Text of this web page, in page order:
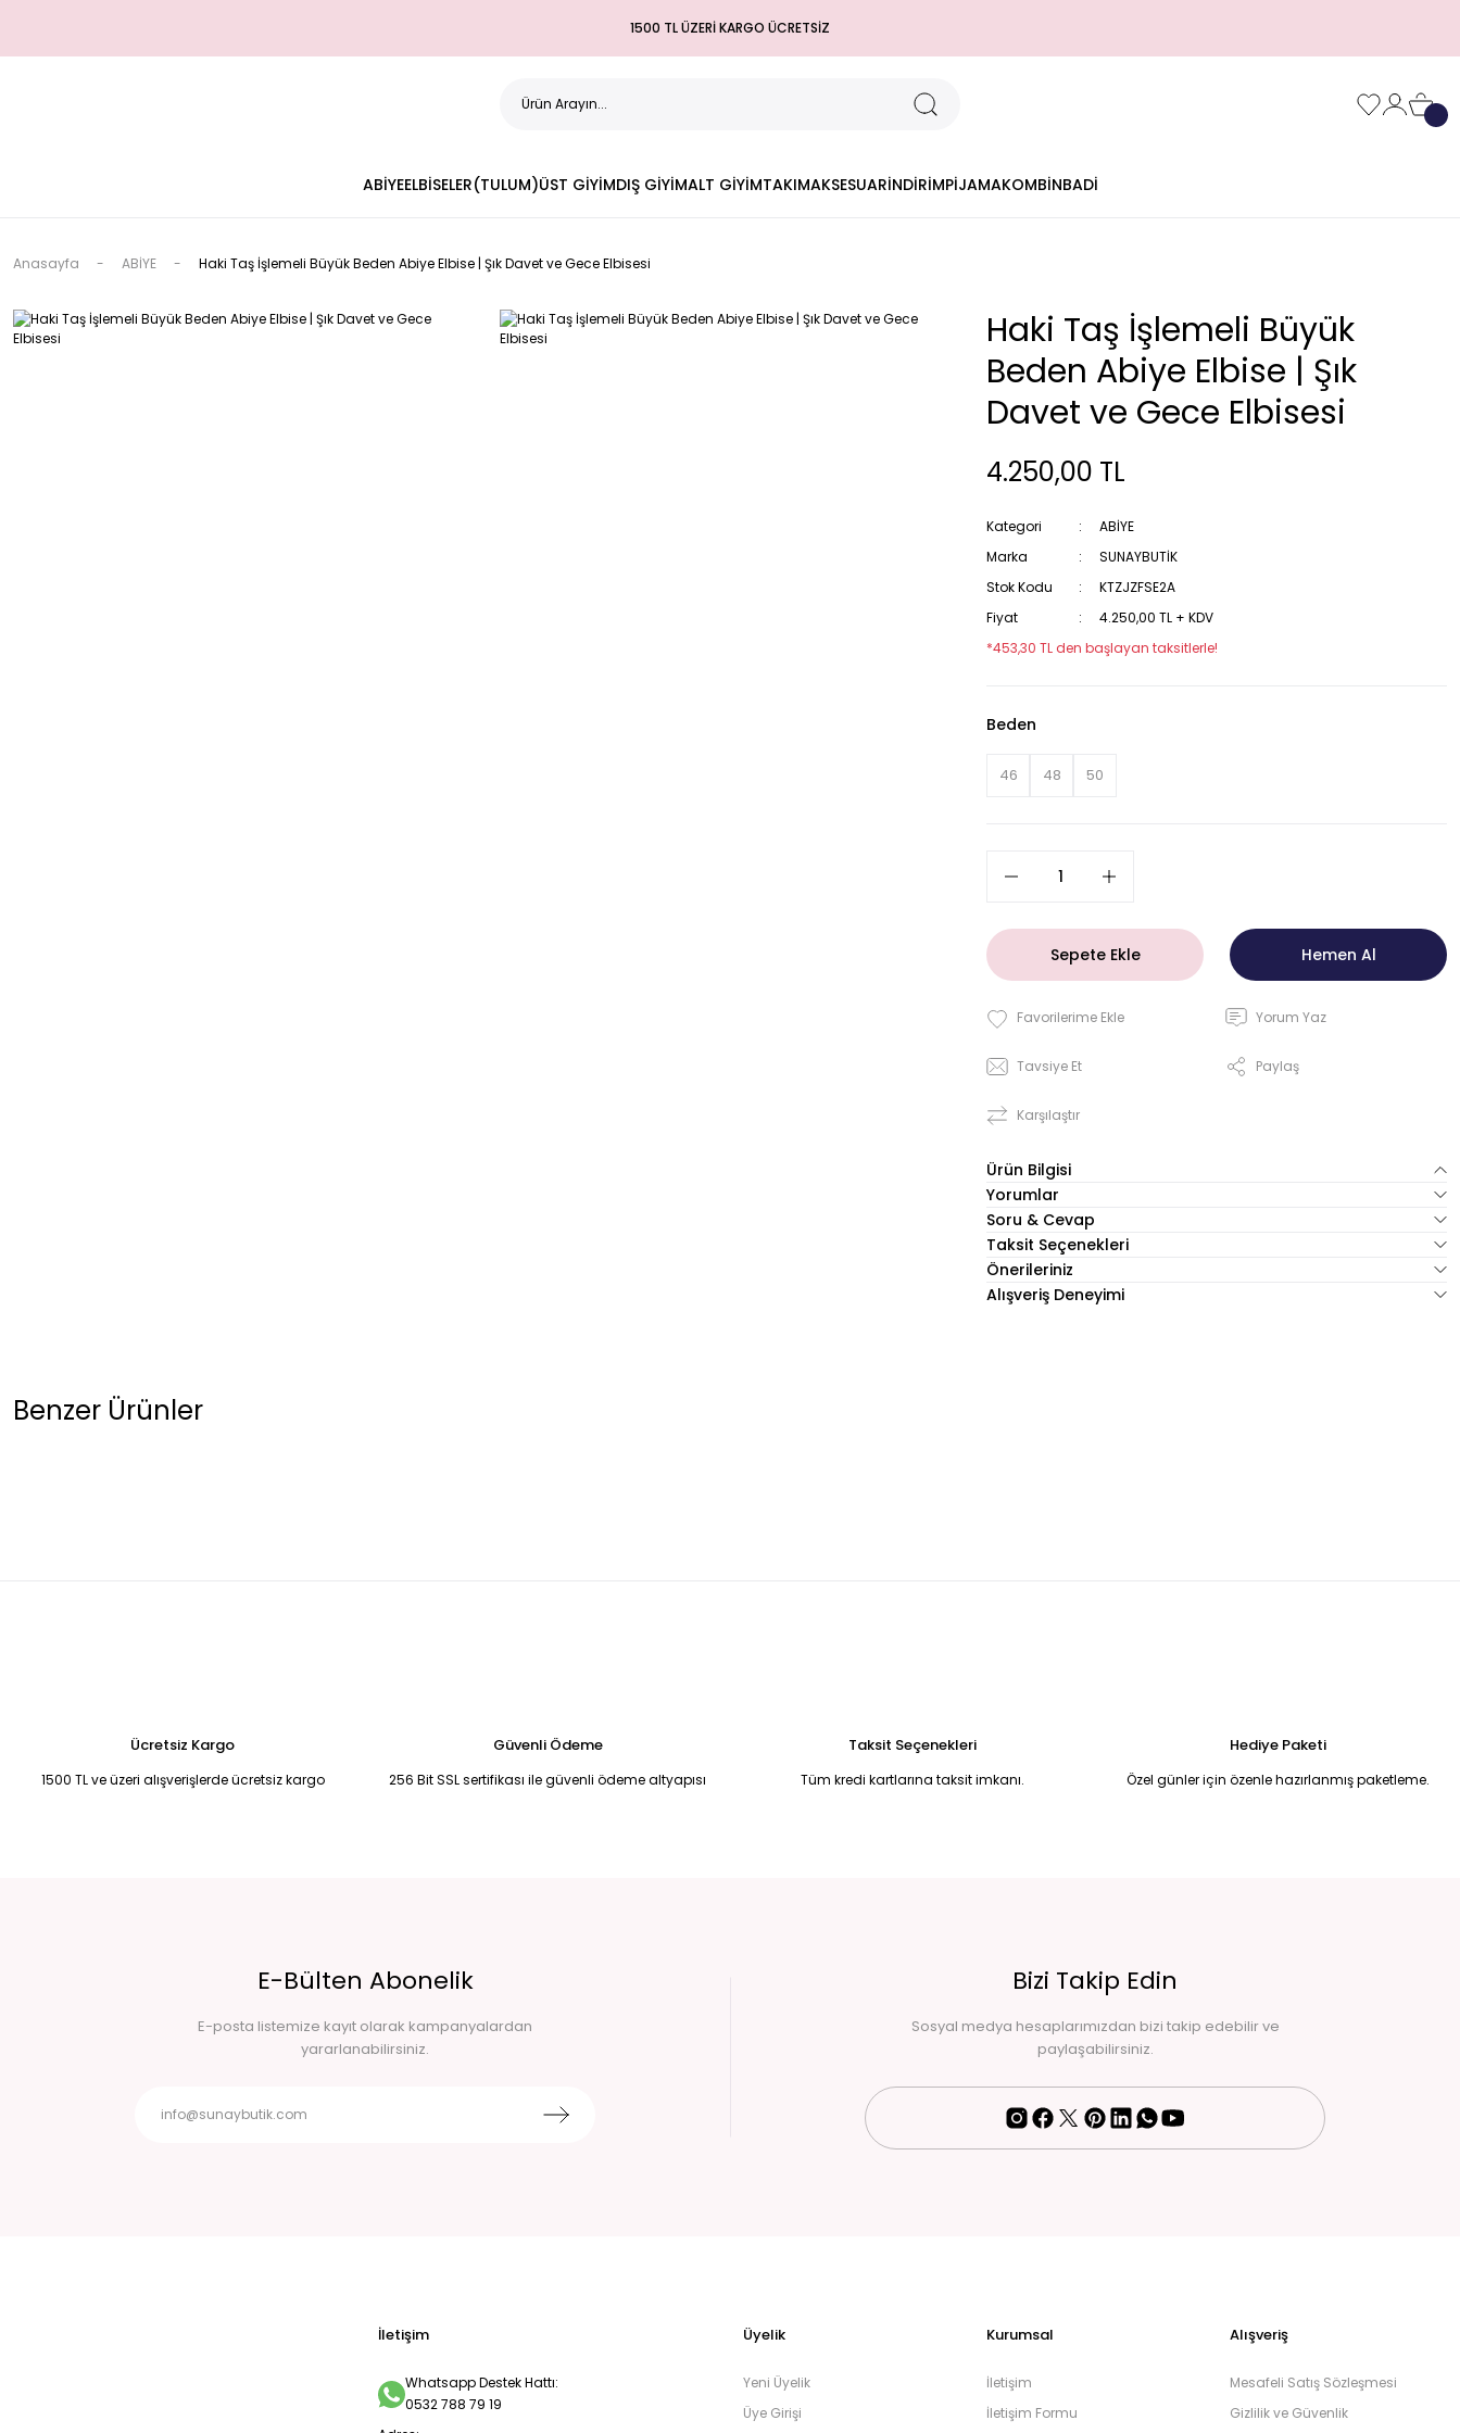
1500 TL ÜZERİ KARGO ÜCRETSİZ
ABİYEELBİSELER(TULUM)ÜST GİYİMDIŞ GİYİMALT GİYİMTAKIMAKSESUARİNDİRİMPİJAMAKOMBİNBADİ
Anasayfa ABİYE Haki Taş İşlemeli Büyük Beden Abiye Elbise | Şık Davet ve Gece Elbisesi
Haki Taş İşlemeli Büyük
Beden Abiye Elbise | Şık
Davet ve Gece Elbisesi
4.250,00 TL
Kategori
ABİYE
Marka
SUNAYBUTİK
Stok Kodu
KTZJZFSE2A
Fiyat
4.250,00 TL + KDV
*453,30 TL den başlayan taksitlerle!
Beden
46 48 50
Sepete Ekle Hemen Al
Yorum Yaz
Tavsiye Et Paylaş
Karşılaştır
Ürün Bilgisi
Yorumlar
Soru & Cevap
Taksit Seçenekleri
Önerileriniz
Alışveriş Deneyimi
Benzer Ürünler
Ücretsiz Kargo
1500 TL ve üzeri alışverişlerde ücretsiz kargo
Güvenli Ödeme
256 Bit SSL sertifikası ile güvenli ödeme altyapısı
Taksit Seçenekleri
Tüm kredi kartlarına taksit imkanı.
Hediye Paketi
Özel günler için özenle hazırlanmış paketleme.
E-Bülten Abonelik
E-posta listemize kayıt olarak kampanyalardan
yararlanabilirsiniz.
Bizi Takip Edin
Sosyal medya hesaplarımızdan bizi takip edebilir ve
paylaşabilirsiniz.
İletişim
Whatsapp Destek Hattı:
0532 788 79 19
Üyelik
Yeni Üyelik
Üye Girişi
Kurumsal
İletişim
İletişim Formu
Alışveriş
Mesafeli Satış Sözleşmesi
Gizlilik ve Güvenlik